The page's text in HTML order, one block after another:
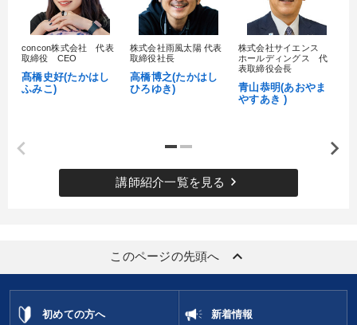
目的別
財務・数字力の向上 パフォーマンス向上
後継者に聞かせたい 組織を強化したい
トレンド 話し方
concon株式会社 代表
取締役 CEO
髙橋史好(たかはし
ふみこ)
株式会社雨風太陽 代表
取締役社長
高橋博之(たかはし
ひろゆき)
株式会社サイエンス
ホールディングス 代
表取締役会長
青山恭明(あおやま
やすあき )
講師紹介一覧を見る keyboard_arrow_right
このページの先頭へ keyboard_arrow_up
初めての方へ 新着情報